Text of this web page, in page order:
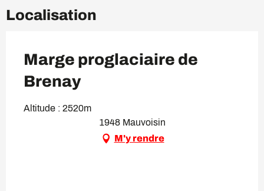
Localisation
Marge proglaciaire de
Brenay
Altitude : 2520m
1948 Mauvoisin
M'y rendre